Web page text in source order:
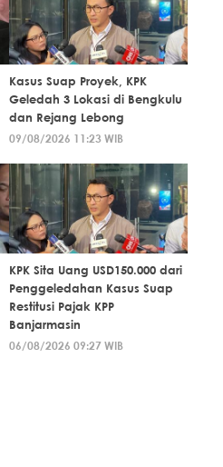
Kasus Suap Proyek, KPK
Geledah 3 Lokasi di Bengkulu
dan Rejang Lebong
09/08/2026 11:23 WIB
KPK Sita Uang USD150.000 dari
Penggeledahan Kasus Suap
Restitusi Pajak KPP
Banjarmasin
06/08/2026 09:27 WIB